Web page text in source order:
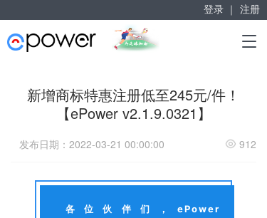
T
a
赋能“大众创业”
掘金万亿企业服务市场！
登录 ｜ 注册
新增商标特惠注册低至245元/件！
【ePower v2.1.9.0321】
发布日期：2022-03-21 00:00:00 912
各位伙伴们，ePower